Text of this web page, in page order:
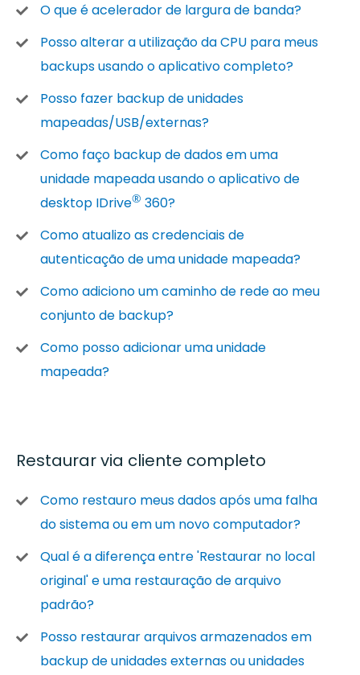
O que é acelerador de largura de banda?
Posso alterar a utilização da CPU para meus
backups usando o aplicativo completo?
Posso fazer backup de unidades
mapeadas/USB/externas?
Como faço backup de dados em uma
unidade mapeada usando o aplicativo de
desktop IDrive® 360?
Como atualizo as credenciais de
autenticação de uma unidade mapeada?
Como adiciono um caminho de rede ao meu
conjunto de backup?
Como posso adicionar uma unidade
mapeada?
Restaurar via cliente completo
Como restauro meus dados após uma falha
do sistema ou em um novo computador?
Qual é a diferença entre 'Restaurar no local
original' e uma restauração de arquivo
padrão?
Posso restaurar arquivos armazenados em
backup de unidades externas ou unidades